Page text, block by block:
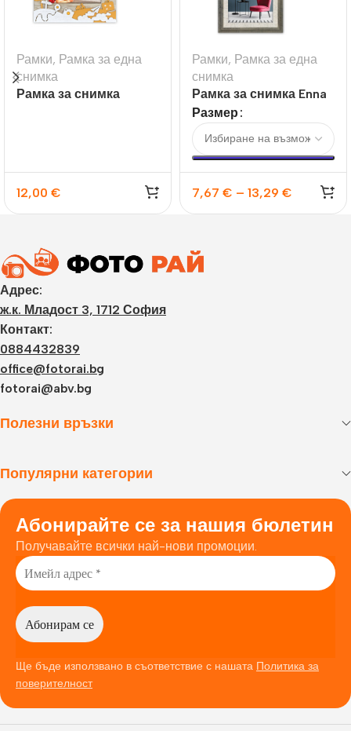
Рамки, Рамка за една
снимка
Рамка за снимка
12,00 €
Рамки, Рамка за една
снимка
Рамка за снимка Enna
Размер
7,67 € – 13,29 €
Адрес:
ж.к. Младост 3, 1712 София
Контакт:
0884432839
office@fotorai.bg
fotorai@abv.bg
Полезни връзки
Популярни категории
Абонирайте се за нашия бюлетин
Получавайте всички най-нови промоции.
Ще бъде използвано в съответствие с нашата Политика за
поверителност